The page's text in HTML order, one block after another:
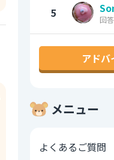
5 回
アド
メニュー
よくあるご質問